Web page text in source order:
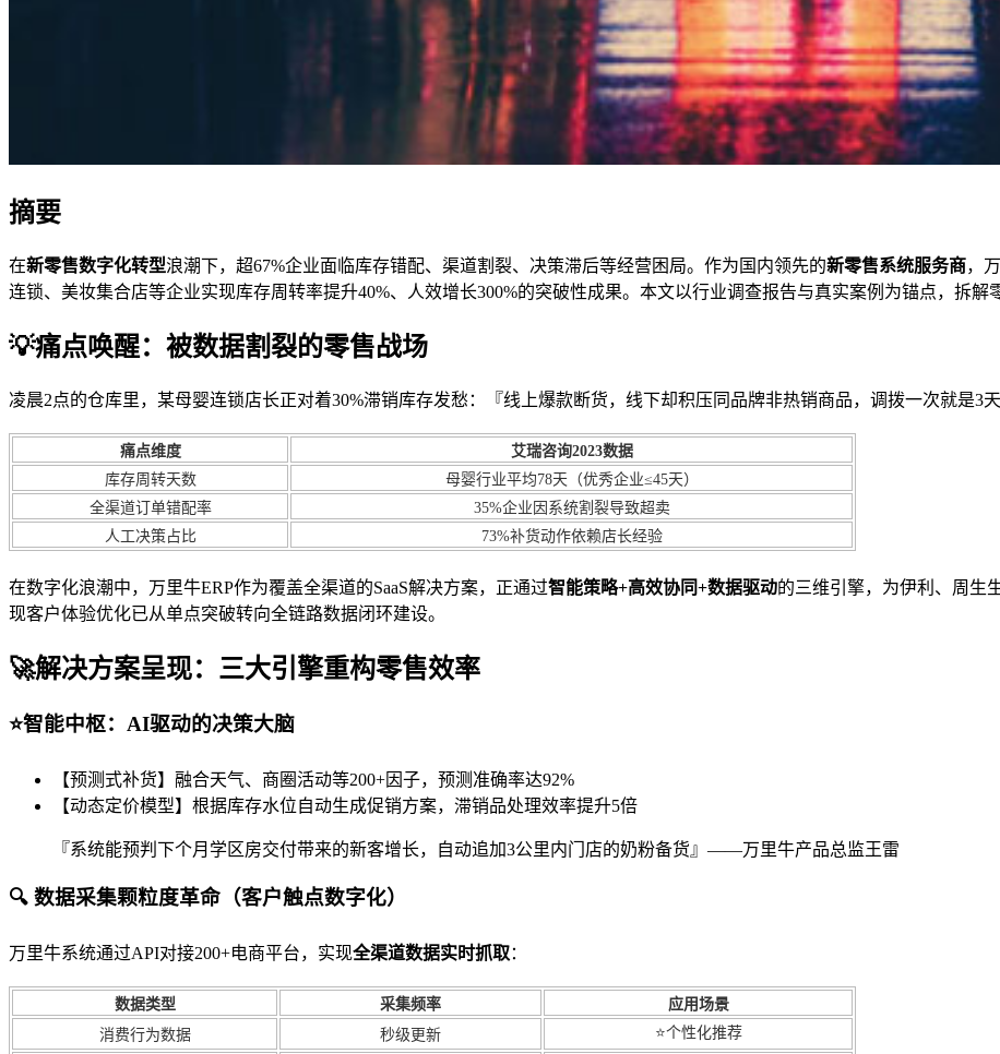
摘要
在新零售数字化转型浪潮下，超67%企业面临库存错配、渠道割裂、决策滞后等经营困局。作为国内领先的新零售系统服务商，
连锁、美妆集合店等企业实现库存周转率提升40%、人效增长300%的突破性成果。本文以行业调查报告与真实案例为锚点，拆解
💡痛点唤醒：被数据割裂的零售战场
凌晨2点的仓库里，某母婴连锁店长正对着30%滞销库存发愁：『线上爆款断货，线下却积压同品牌非热销商品，调拨一次就是3
痛点维度
艾瑞咨询2023数据
库存周转天数
母婴行业平均78天（优秀企业≤45天）
全渠道订单错配率
35%企业因系统割裂导致超卖
人工决策占比
73%补货动作依赖店长经验
在数字化浪潮中，万里牛ERP作为覆盖全渠道的SaaS解决方案，正通过智能策略+高效协同+数据驱动的三维引擎，为伊利、周生
现客户体验优化已从单点突破转向全链路数据闭环建设。
🚀解决方案呈现：三大引擎重构零售效率
⭐智能中枢：AI驱动的决策大脑
【预测式补货】融合天气、商圈活动等200+因子，预测准确率达92%
【动态定价模型】根据库存水位自动生成促销方案，滞销品处理效率提升5倍
『系统能预判下个月学区房交付带来的新客增长，自动追加3公里内门店的奶粉备货』——万里牛产品总监王雷
🔍 数据采集颗粒度革命（客户触点数字化）
万里牛系统通过API对接200+电商平台，实现全渠道数据实时抓取：
数据类型 采集频率
应用场景
消费行为数据
秒级更新 ⭐个性化推荐